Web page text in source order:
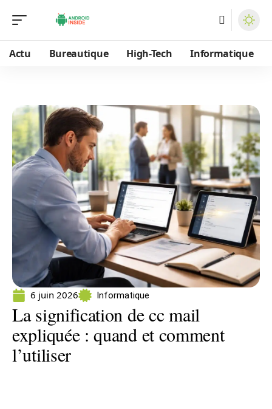
Actu Bureautique High-Tech Informatique
6 juin 2026 Informatique
La signification de cc mail
expliquée : quand et comment
l’utiliser